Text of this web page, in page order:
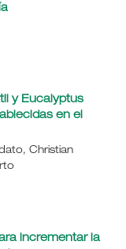
y Eucalyptus
en el
Christian
incrementar la